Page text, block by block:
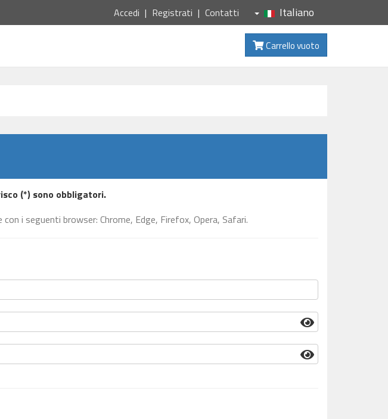
Accedi Registrati Contatti Italiano
Carrello vuoto
(*) sono obbligatori.
i seguenti browser: Chrome, Edge, Firefox, Opera, Safari.